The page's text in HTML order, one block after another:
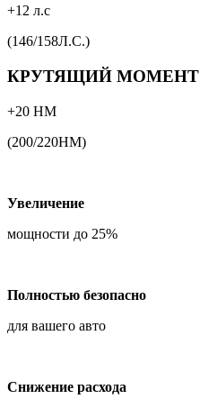
+12 л.с
(146/158Л.С.)
КРУТЯЩИЙ МОМЕНТ
+20 НМ
(200/220НМ)
Увеличение
мощности до 25%
Полностью безопасно
для вашего авто
Снижение расхода